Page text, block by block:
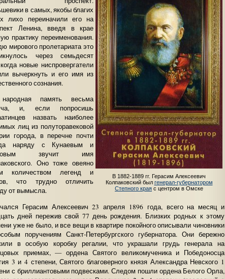
В 1882-1889 гг. Герасим Алексеевич
Колпаковский был генерал-губернатором
Степного края с центром в Омске
в самых, якобы благих
лихо переиначили его на
Ленина, введя в крае
практику переименования.
мирового пролетариата это
через семьдесят
новые ниспровергатели
вычеркнуть и его имя из
сознания.
память весьма
и, если попросишь
назвать наиболее
лиц из полуторавековой
города, в перечне почти
наряду с Кунаевым и
звучит имя
Оно тоже овеяно
количеством легенд и
что трудно отличить
от вымысла.
Герасим Алексеевич 23 апреля 1896 года, всего на месяц и
дней пережив свой 77 день рождения. Близких родных к этому
уже не было, и все вещи в квартире покойного описывали чиновники
поручениям Санкт-Петербургского губернатора. Они бережно
в особую коробку регалии, что украшали грудь генерала на
приемах, — ордена Святого великомученика и Победоносца
3 и 4 степени, Святого благоверного князя Александра Невского 1
с бриллиантовыми подвесками. Следом пошли ордена Белого Орла,